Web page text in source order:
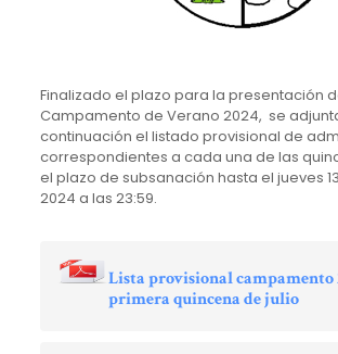
Finalizado el plazo para la presentación
Campamento de Verano 2024, se
continuación el listado provisional de
correspondientes a cada una de las
el plazo de subsanación hasta el jueves
2024 a las 23:59.
Lista provisional campamento
primera quincena de julio